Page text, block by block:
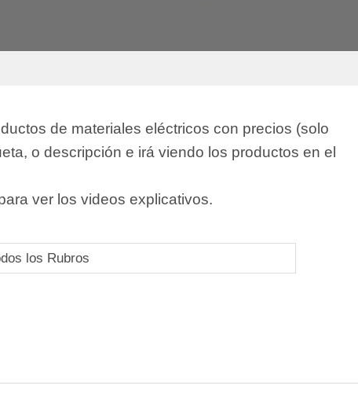
de materiales eléctricos con precios (solo
o descripción e irá viendo los productos en el
ver los videos explicativos.
los Rubros